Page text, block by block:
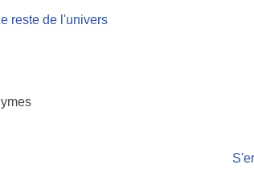
reste de l'univers